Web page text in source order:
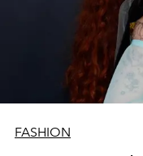
FASHION